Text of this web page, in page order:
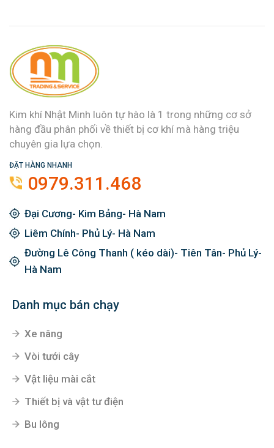
Kim khí Nhật Minh luôn tự hào là 1 trong những cơ sở
hàng đầu phân phối về thiết bị cơ khí mà hàng triệu
chuyên gia lựa chọn.
ĐẶT HÀNG NHANH
0979.311.468
Đại Cương- Kim Bảng- Hà Nam
Liêm Chính- Phủ Lý- Hà Nam
Đường Lê Công Thanh ( kéo dài)- Tiên Tân- Phủ Lý-
Hà Nam
Danh mục bán chạy
Xe nâng
Vòi tưới cây
Vật liệu mài cắt
Thiết bị và vật tư điện
Bu lông